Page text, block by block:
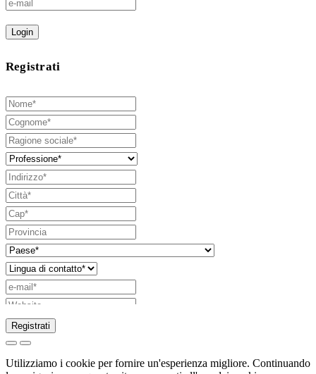
Login
Registrati
Richiesta di invio di catalogo
Registrati
Utilizziamo i cookie per fornire un'esperienza migliore. Continuando